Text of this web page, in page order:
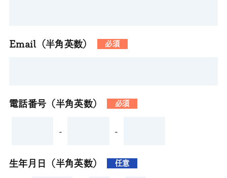
Email（半角英数） 必須
電話番号（半角英数） 必須
- -
生年月日（半角英数） 任意